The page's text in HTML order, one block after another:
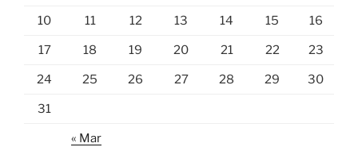
10 11 12 13 14 15 16
17 18 19 20 21 22 23
24 25 26 27 28 29 30
31
« Mar